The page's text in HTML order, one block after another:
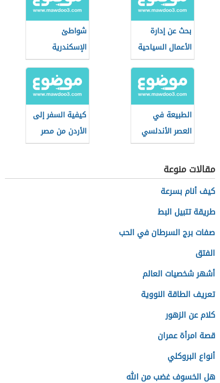
بحث عن إدارة
الأعمال السياحية
شواطئ
الإسكندرية
الطبيعة في
العصر الأندلسي
كيفية السفر إلى
الأردن من مصر
للعمل
مقالات منوعة
كيف أنام بسرعة
طريقة تتبيل البط
صفات برج السرطان في الحب
الفتق
أشهر شخصيات العالم
تعريف الطاقة النووية
كلام عن الزهور
قصة امرأة عمران
أنواع البروكلي
هل الخسوف غضب من الله